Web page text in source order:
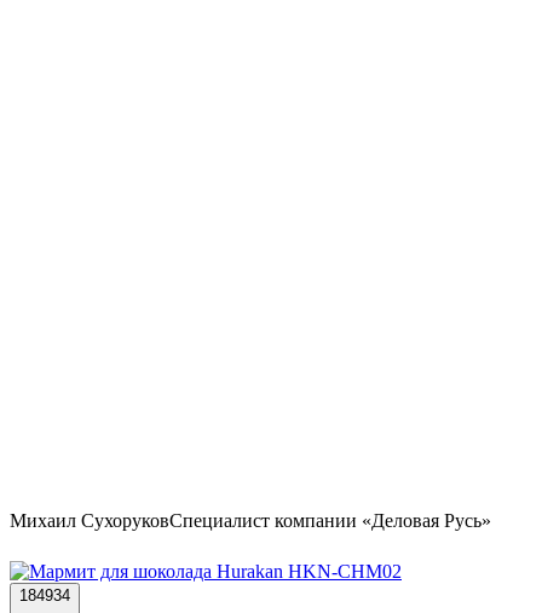
Михаил СухоруковСпециалист компании «Деловая Русь»
184934